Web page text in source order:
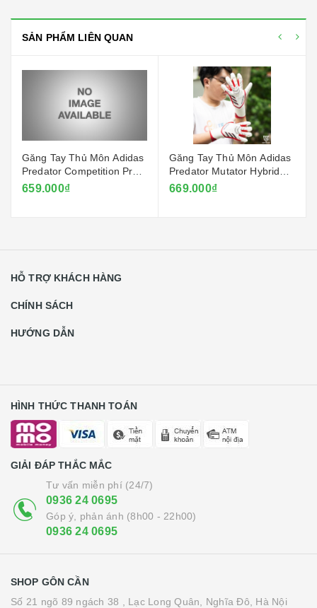
SẢN PHẨM LIÊN QUAN
Găng Tay Thủ Môn Adidas
Predator Competition Pro -
Đỏ Ruby
659.000₫
Găng Tay Thủ Môn Adidas
Predator Mutator Hybrid
2025 - Trắng
669.000₫
HỖ TRỢ KHÁCH HÀNG
CHÍNH SÁCH
HƯỚNG DẪN
HÌNH THỨC THANH TOÁN
GIẢI ĐÁP THẮC MẮC
Tư vấn miễn phí (24/7)
0936 24 0695
Góp ý, phản ánh (8h00 - 22h00)
0936 24 0695
SHOP GÔN CẦN
Số 21 ngõ 89 ngách 38 , Lạc Long Quân, Nghĩa Đô, Hà Nội